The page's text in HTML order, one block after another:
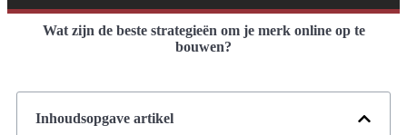
Wat zijn de beste strategieën om je merk online op te
bouwen?
Inhoudsopgave artikel